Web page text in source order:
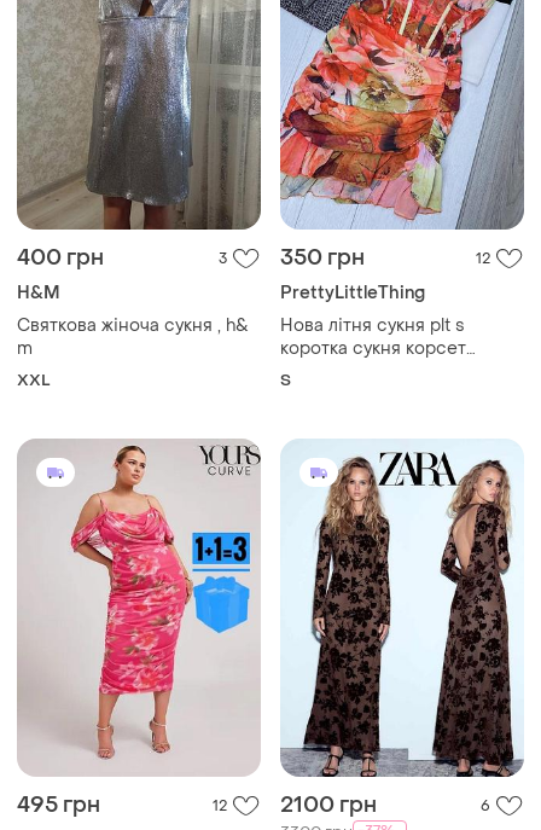
400 грн 3
H&M
Святкова жіноча сукня , h&
m
XXL
350 грн 12
PrettyLittleThing
Нова літня сукня plt s
коротка сукня корсет
шифонова сукня корсетна
S
495 грн 12 2100 грн 6